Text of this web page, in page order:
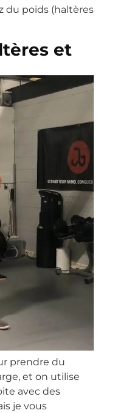
du poids (haltères
et
prendre du
et on utilise
avec des
je vous